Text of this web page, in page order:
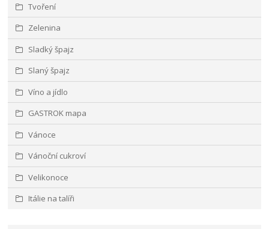
Tvoření
Zelenina
Sladký špajz
Slaný špajz
Víno a jídlo
GASTROK mapa
Vánoce
Vánoční cukroví
Velikonoce
Itálie na talíři